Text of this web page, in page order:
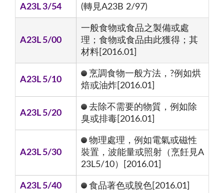
A23L 3/54 (轉見A23B 2/97)
A23L 5/00
一般食物或食品之製備或處
理；食物或食品由此獲得；其
材料[2016.01]
A23L 5/10
烹調食物一般方法，?例如烘
焙或油炸[2016.01]
A23L 5/20
去除不需要的物質，例如除
臭或排毒[2016.01]
A23L 5/30
物理處理，例如電氣或磁性
裝置，波能量或照射（烹飪見A
23L5/10）[2016.01]
A23L 5/40 食品著色或脫色[2016.01]